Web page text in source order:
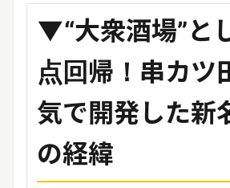
▼“大衆酒場”と
点回帰！串カツ
気で開発した新
の経緯